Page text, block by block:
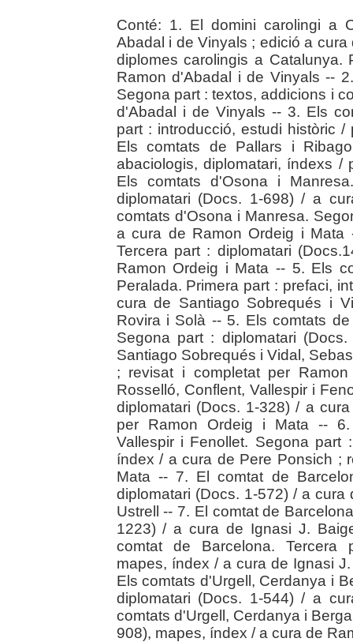
Conté: 1. El domini carolingi a
Abadal i de Vinyals ; edició a
diplomes carolingis a Catalunya.
Ramon d'Abadal i de Vinyals --
Segona part : textos, addicions i
d'Abadal i de Vinyals -- 3. Els
part : introducció, estudi històric
Els comtats de Pallars i
abaciologis, diplomatari, índexs
Els comtats d'Osona i
diplomatari (Docs. 1-698) / a
comtats d'Osona i Manresa.
a cura de Ramon Ordeig i Mata
Tercera part : diplomatari
Ramon Ordeig i Mata -- 5. Els
Peralada. Primera part : prefaci,
cura de Santiago Sobrequés i
Rovira i Solà -- 5. Els comtats
Segona part : diplomatari
Santiago Sobrequés i Vidal,
; revisat i completat per
Rosselló, Conflent, Vallespir i
diplomatari (Docs. 1-328) / a
per Ramon Ordeig i Mata --
Vallespir i Fenollet. Segona part
índex / a cura de Pere Ponsich ;
Mata -- 7. El comtat de
diplomatari (Docs. 1-572) / a
Ustrell -- 7. El comtat de
1223) / a cura de Ignasi J.
comtat de Barcelona. Tercera
mapes, índex / a cura de Ignasi
Els comtats d'Urgell, Cerdanya i
diplomatari (Docs. 1-544) / a
comtats d'Urgell, Cerdanya i
908), mapes, índex / a cura de